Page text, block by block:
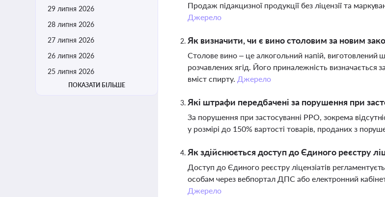
29 липня 2026
28 липня 2026
27 липня 2026
26 липня 2026
25 липня 2026
ПОКАЗАТИ БІЛЬШЕ
Продаж підакцизної продукції без ліцензії та
Джерело
Як визначити, чи є вино столовим за новим
Столове вино – це алкогольний напій,
розчавлених ягід. Його приналежність визначається
вміст спирту. Джерело
Які штрафи передбачені за порушення при
За порушення при застосуванні РРО, зокрема
у розмірі до 150% вартості товарів, проданих з
Як здійснюється доступ до Єдиного реєстру
Доступ до Єдиного реєстру ліцензіатів
особам через вебпортал ДПС або електронний
Джерело